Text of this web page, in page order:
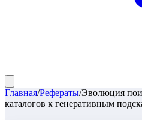
Главная/Рефераты/Эволюция
каталогов к генеративным